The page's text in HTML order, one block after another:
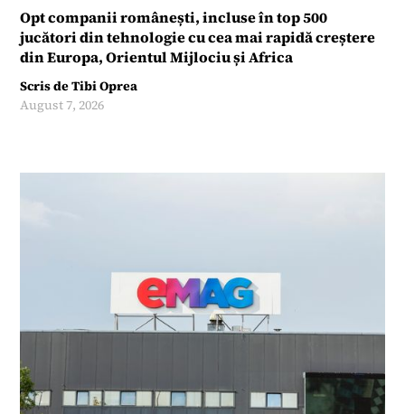
Opt companii românești, incluse în top 500
jucători din tehnologie cu cea mai rapidă creștere
din Europa, Orientul Mijlociu și Africa
Scris deTibi Oprea
August 7, 2026